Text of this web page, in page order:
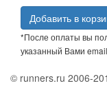
Добавить в
*После оплаты вы
указанный Вами email
© runners.ru 2006-